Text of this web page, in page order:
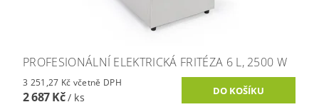
PROFESIONÁLNÍ ELEKTRICKÁ FRITÉZA 6 L, 2500 W
3 251,27 Kč včetně DPH
2 687 Kč/ ks